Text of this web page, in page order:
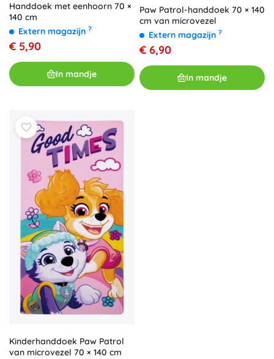
Handdoek met eenhoorn 70 ×
140 cm
Extern magazijn ?
€ 5,90
In mandje
Paw Patrol-handdoek 70 × 140
cm van microvezel
Extern magazijn ?
€ 6,90
In mandje
Kinderhanddoek Paw Patrol
van microvezel 70 × 140 cm